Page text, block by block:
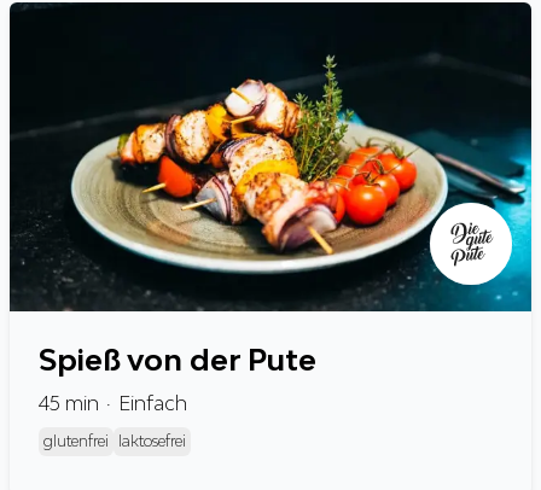
Spieß von der Pute
45 min Einfach
glutenfrei laktosefrei